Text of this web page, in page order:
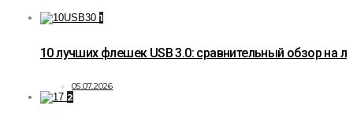
1
10 лучших флешек USB 3.0: сравнительный обзор на
05.07.2026
2